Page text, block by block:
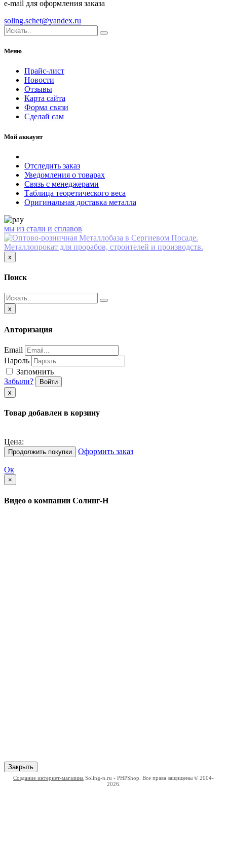
e-mail для оформления заказа
soling.schet@yandex.ru
Меню
Прайс-лист
Новости
Отзывы
Карта сайта
Форма связи
Сделай сам
Мой аккаунт
Отследить заказ
Уведомления о товарах
Связь с менеджерами
Таблица теоретического веса
Оригинальная доставка металла
мы из стали и сплавов
x
Поиск
x
Авторизация
Email
Пароль
Запомнить
Забыли?
Войти
х
Товар добавлен в корзину
Цена:
Продолжить покупки Оформить заказ
Ок
×
Видео о компании Солинг-Н
Закрыть
Создание интернет-магазина Soling-n.ru - PHPShop. Все права защищены © 2004-
2026.